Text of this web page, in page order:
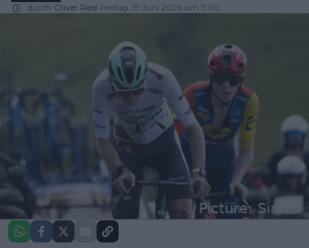
durch Oliver Ried Freitag, 19 Juni 2026 um 7:00